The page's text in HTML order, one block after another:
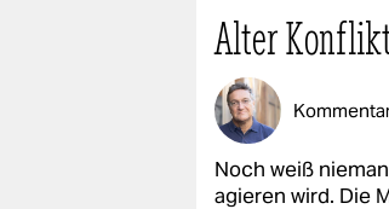
Alter
Noch weiß
agieren wird. Die